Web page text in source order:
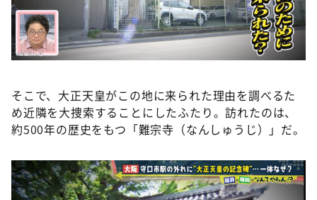
そこで、大正天皇がこの地に来られた理由を調べるた
め近隣を大捜索することにしたふたり。訪れたのは、
約500年の歴史をもつ「難宗寺（なんしゅうじ）」だ。